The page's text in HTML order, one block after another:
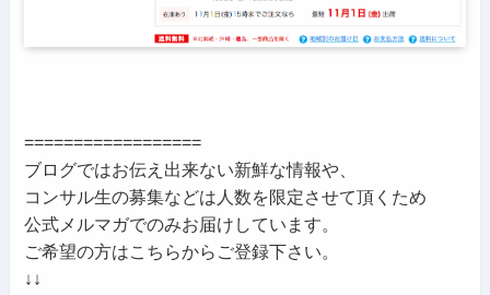
==================
ブログではお伝え出来ない新鮮な情報や、
コンサル生の募集などは人数を限定させて頂くため
公式メルマガでのみお届けしています。
ご希望の方はこちらからご登録下さい。
↓↓